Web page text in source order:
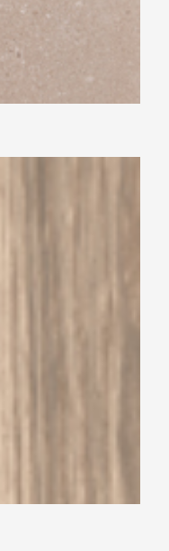
Natural